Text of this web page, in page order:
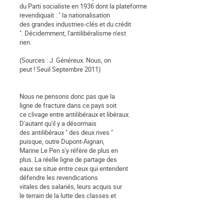
du Parti socialiste en 1936 dont la plateforme
revendiquait : " la nationalisation
des grandes industries-clés et du crédit
". Décidemment, l'antilibéralisme n'est
rien.
(Sources : J. Généreux. Nous, on
peut ! Seuil Septembre 2011)
Nous ne pensons donc pas que la
ligne de fracture dans ce pays soit
ce clivage entre antilibéraux et libéraux.
D'autant qu'il y a désormais
des antilibéraux " des deux rives "
puisque, outre Dupont-Aignan,
Marine Le Pen s'y réfère de plus en
plus. La réelle ligne de partage des
eaux se situe entre ceux qui entendent
défendre les revendications
vitales des salariés, leurs acquis sur
le terrain de la lutte des classes et